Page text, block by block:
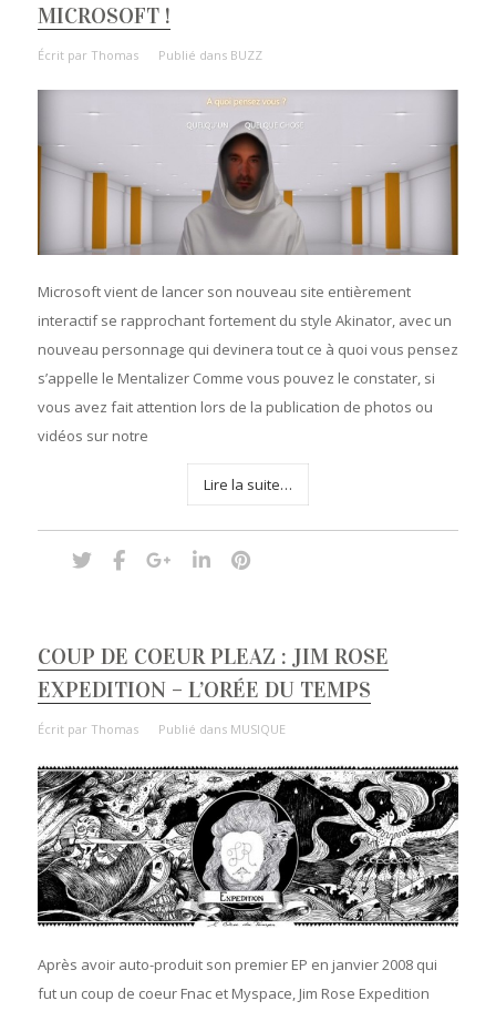
MICROSOFT !
Écrit par Thomas Publié dans BUZZ
Microsoft vient de lancer son nouveau site entièrement
interactif se rapprochant fortement du style Akinator, avec un
nouveau personnage qui devinera tout ce à quoi vous pensez
s’appelle le Mentalizer Comme vous pouvez le constater, si
vous avez fait attention lors de la publication de photos ou
vidéos sur notre
Lire la suite…
COUP DE COEUR PLEAZ : JIM ROSE
EXPEDITION – L’ORÉE DU TEMPS
Écrit par Thomas Publié dans MUSIQUE
Après avoir auto-produit son premier EP en janvier 2008 qui
fut un coup de coeur Fnac et Myspace, Jim Rose Expedition